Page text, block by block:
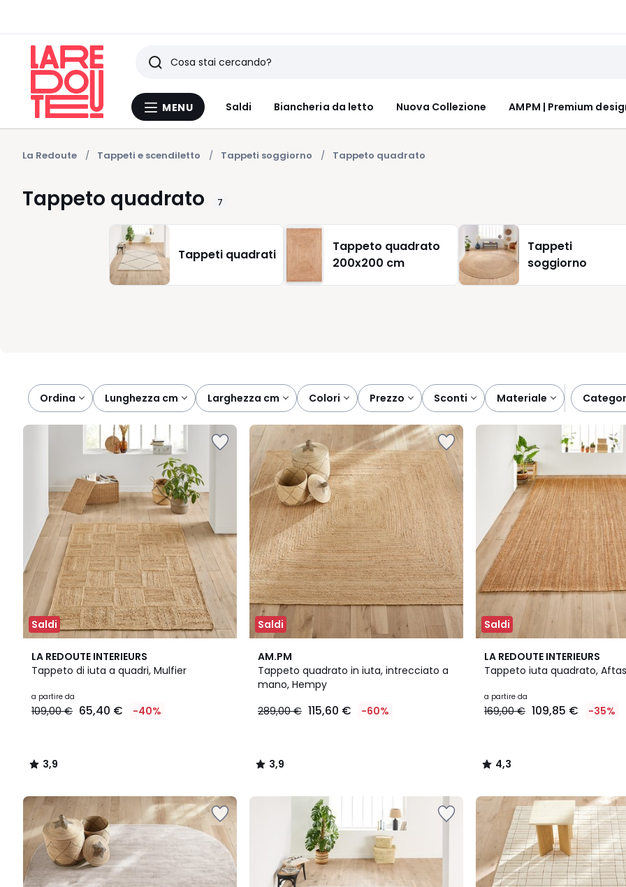
Menu
MENU Saldi Biancheria da letto Nuova Collezione AMPM | Premium
Ricerca
Ultimi
articoli
visti
La Redoute Tappeti e scendiletto Tappeti soggiorno Tappeto quadrato
Tappeto quadrato 7
Tappeti quadrati
Tappeto quadrato
200x200 cm
Tappeti
soggiorno
Ordina lunghezza cm larghezza cm colori prezzo sconti materiale
Saldi
LA REDOUTE INTERIEURS
Tappeto di iuta a quadri, Mulfier
Prezzo
a
€
di
109,00
€
40%
di
sconto
applicato.
a partire da
109,00 € 65,40 € -40%
3,9
/ 5
3,9
/
Saldi
AM.PM
Tappeto quadrato in iuta, intrecciato a
mano, Hempy
289,00 € 115,60 € -60%
3,9
/ 5
3,9
/
Saldi
LA REDOUTE INTERIEURS
Tappeto iuta quadrato, Aftas
a partire da
169,00 € 109,85 € -35%
4,3
/ 5
4,3
/